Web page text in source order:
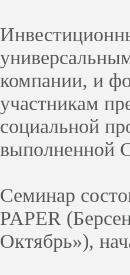
компании, и
участникам
социальной
выполненной
Семинар
PAPER
Октябрь»),